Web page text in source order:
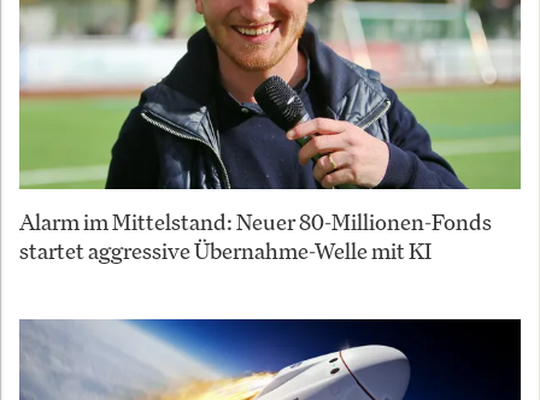
Alarm im Mittelstand: Neuer 80-Millionen-Fonds
startet aggressive Übernahme-Welle mit KI